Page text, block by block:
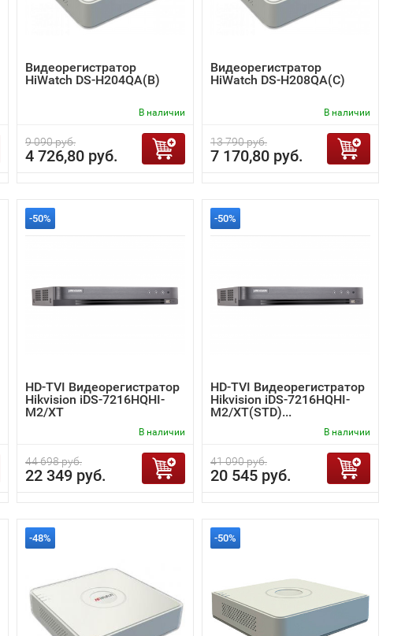
Видеорегистратор
HiWatch DS-H204QA(B)
В наличии
9 090 руб.
4 726,80 руб.
Видеорегистратор
HiWatch DS-H208QA(C)
В наличии
13 790 руб.
7 170,80 руб.
-50%
HD-TVI Видеорегистратор
Hikvision iDS-7216HQHI-
M2/XT
В наличии
44 698 руб.
22 349 руб.
-50%
HD-TVI Видеорегистратор
Hikvision iDS-7216HQHI-
M2/XT(STD)...
В наличии
41 090 руб.
20 545 руб.
-48% -50%